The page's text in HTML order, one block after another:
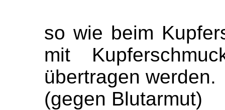
so wie beim
mit
übertragen werden.
(gegen Blutarmut)